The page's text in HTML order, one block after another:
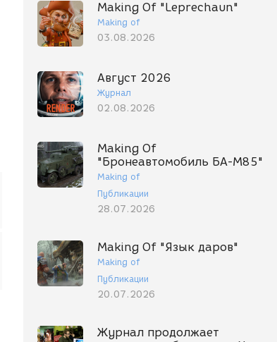
Making Of "Leprechaun"
Making of
03.08.2026
Август 2026
Журнал
02.08.2026
Making Of
"Бронеавтомобиль БА-М85"
Making of
Публикации
28.07.2026
Making Of "Язык даров"
Making of
Публикации
20.07.2026
Журнал продолжает